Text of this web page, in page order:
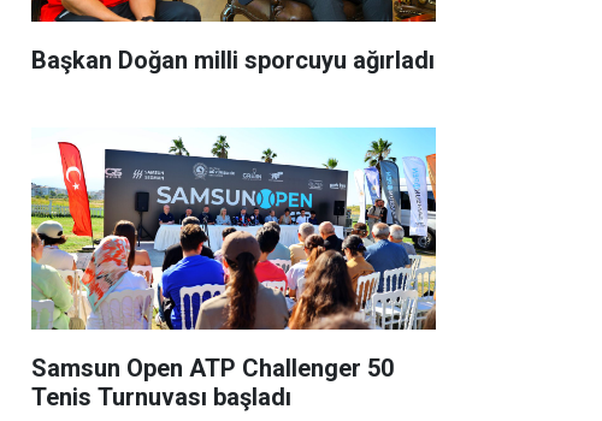
Başkan Doğan milli sporcuyu ağırladı
Samsun Open ATP Challenger 50
Tenis Turnuvası başladı